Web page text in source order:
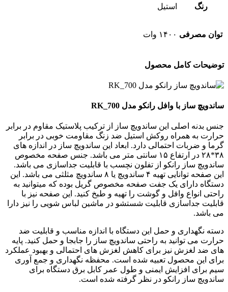
رنگ استیل
توان مصرفی ۱۴۰۰ وات
توضیحات کامل محصول
ساندویچ ساز با وافل رانکو مدل RK_700
جنس بدنه اصلی این ساندویچ ساز از ترکیب پلاستیک مقاوم در برابر
حرارت به همراه روکش استیل ضد زنگ مقاومت خوبی در برابر
گرما و ضربات احتمالی دارد. ابعاد این ساندویچ ساز در اندازه های
۳۸*۲۸ در ارتفاع ۱۵ سانتی متر می باشد. جنس صفحه مخصوص
ساندویچ ساز رانکو از تفلون نچسب با قابلیت جداسازی می باشد.
این صفحه توانایی تهیه ۴ ساندویچ یا ۸ ساندویچ مثلثی می باشد. این
دستگاه دارای یک جفت صفحه مخصوص گریل بوده که میتوانید به
راحتی انواع وافل و گوشت را تهیه و طبخ کنید. این صفحه نیز با
قابلیت جداسازی قابلیت شستشو در ماشین لباس شویی را نیز دارا
می باشد.
دسته نگهداری و حمل این دستگاه با اندازه مناسب و قابلیت ضد
حرارت می توانید به راحتی ساندویچ ساز را جابجا و حمل کنید. پایه
های ضد لغزش نیز برای کاهش لغزش های احتمالی و بهبود عملکرد
برای این محصول تعبیه شده است. محفظه نگهداری و جمع آوری
سیم برای افزایش ایمنی و طول عمر کابل برق دستگاه برای
ساندویچ ساز رانکو در نظر گرفته شده است.